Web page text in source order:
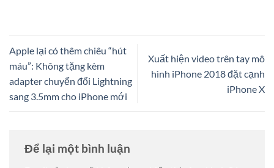
Apple lại có thêm chiêu “hút
máu”: Không tặng kèm
adapter chuyển đổi Lightning
sang 3.5mm cho iPhone mới
Xuất hiện video trên tay mô
hình iPhone 2018 đặt cạnh
iPhone X
Để lại một bình luận